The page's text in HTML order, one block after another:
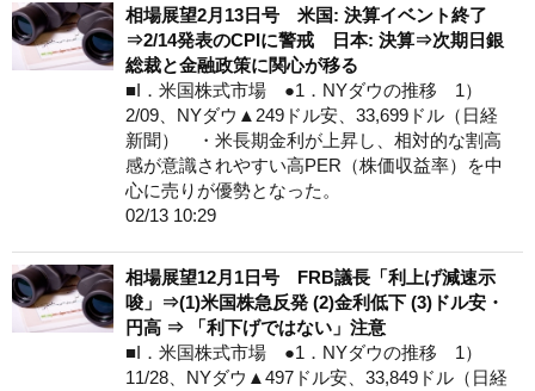
相場展望2月13日号 米国: 決算イベント終了
⇒2/14発表のCPIに警戒 日本: 決算⇒次期日銀
総裁と金融政策に関心が移る
■I．米国株式市場 ●1．NYダウの推移 1）
2/09、NYダウ▲249ドル安、33,699ドル（日経
新聞） ・米長期金利が上昇し、相対的な割高
感が意識されやすい高PER（株価収益率）を中
心に売りが優勢となった。
02/13 10:29
相場展望12月1日号 FRB議長「利上げ減速示
唆」⇒(1)米国株急反発 (2)金利低下 (3)ドル安・
円高 ⇒ 「利下げではない」注意
■I．米国株式市場 ●1．NYダウの推移 1）
11/28、NYダウ▲497ドル安、33,849ドル（日経